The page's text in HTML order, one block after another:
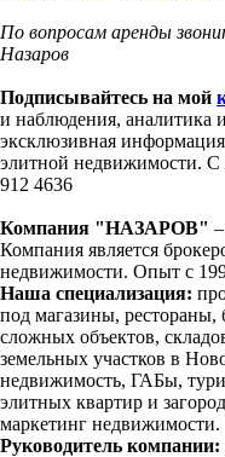
По вопросам аренды
Назаров
Подписывайтесь на мой
и наблюдения, аналитика
эксклюзивная
элитной недвижимости.
912 4636
Компания "НАЗАРОВ"
Компания является
недвижимости. Опыт с
Наша специализация:
под магазины,
сложных объектов,
земельных участков в
недвижимость, ГАБы,
элитных квартир и
маркетинг недвижимости.
Руководитель компании: